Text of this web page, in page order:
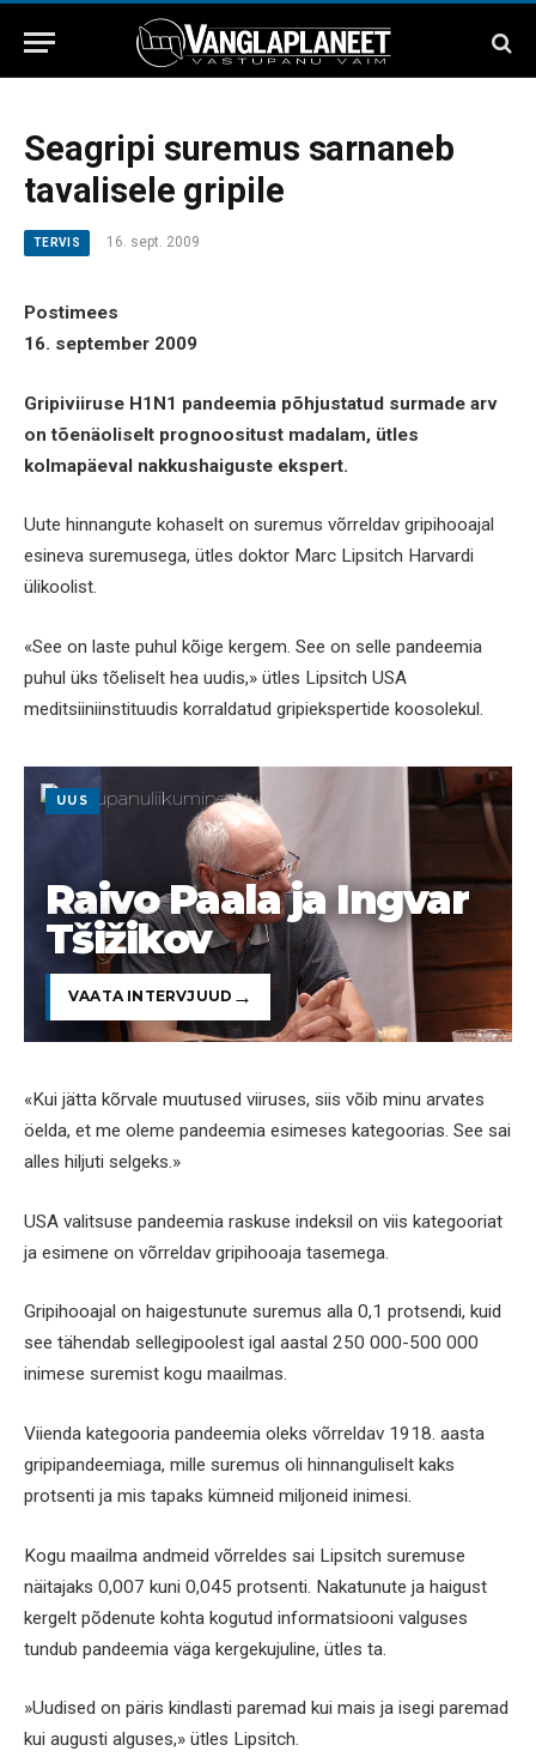
Seagripi suremus sarnaneb
tavalisele gripile
TERVIS 16. sept. 2009
Postimees
16. september 2009
Gripiviiruse H1N1 pandeemia põhjustatud surmade arv
on tõenäoliselt prognoositust madalam, ütles
kolmapäeval nakkushaiguste ekspert.
Uute hinnangute kohaselt on suremus võrreldav gripihooajal
esineva suremusega, ütles doktor Marc Lipsitch Harvardi
ülikoolist.
«See on laste puhul kõige kergem. See on selle pandeemia
puhul üks tõeliselt hea uudis,» ütles Lipsitch USA
meditsiiniinstituudis korraldatud gripiekspertide koosolekul.
UUS
Raivo Paala ja Ingvar
Tšižikov
VAATA INTERVJUUD
«Kui jätta kõrvale muutused viiruses, siis võib minu arvates
öelda, et me oleme pandeemia esimeses kategoorias. See sai
alles hiljuti selgeks.»
USA valitsuse pandeemia raskuse indeksil on viis kategooriat
ja esimene on võrreldav gripihooaja tasemega.
Gripihooajal on haigestunute suremus alla 0,1 protsendi, kuid
see tähendab sellegipoolest igal aastal 250 000-500 000
inimese suremist kogu maailmas.
Viienda kategooria pandeemia oleks võrreldav 1918. aasta
gripipandeemiaga, mille suremus oli hinnanguliselt kaks
protsenti ja mis tapaks kümneid miljoneid inimesi.
Kogu maailma andmeid võrreldes sai Lipsitch suremuse
näitajaks 0,007 kuni 0,045 protsenti. Nakatunute ja haigust
kergelt põdenute kohta kogutud informatsiooni valguses
tundub pandeemia väga kergekujuline, ütles ta.
»Uudised on päris kindlasti paremad kui mais ja isegi paremad
kui augusti alguses,» ütles Lipsitch.